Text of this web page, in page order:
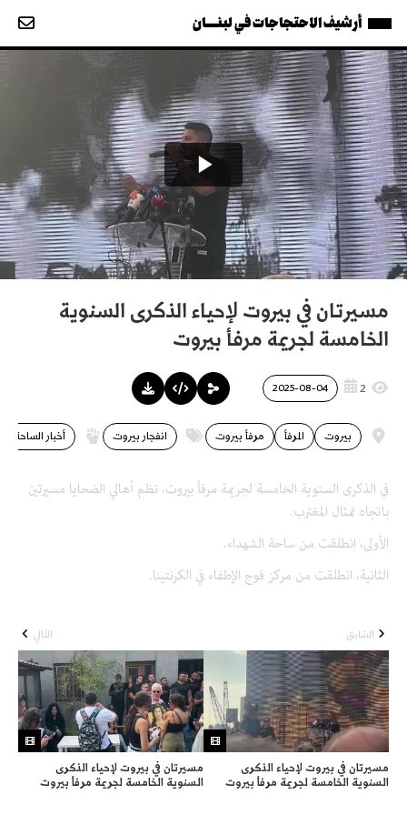
أرشيف الاحتجاجات في لبنــــان
مسيرتان في بيروت لإحياء الذكرى السنوية
الخامسة لجريمة مرفأ بيروت
2
2025-08-04
المرفأ بيروت مرفأ بيروت انفجار بيروت أخبار الساحة
في الذكرى السنوية الخامسة لجريمة مرفأ بيروت، نظم أهالي الضحايا مسيرتين
باتجاه تمثال المغترب.
الأولى، انطلقت من ساحة الشهداء.
الثانية، انطلقت من مركز فوج الإطفاء في الكرنتينا.
السّابق
مسيرتان في بيروت لإحياء الذكرى
السنوية الخامسة لجريمة مرفأ بيروت
التّالي
مسيرتان في بيروت لإحياء الذكرى
السنوية الخامسة لجريمة مرفأ بيروت